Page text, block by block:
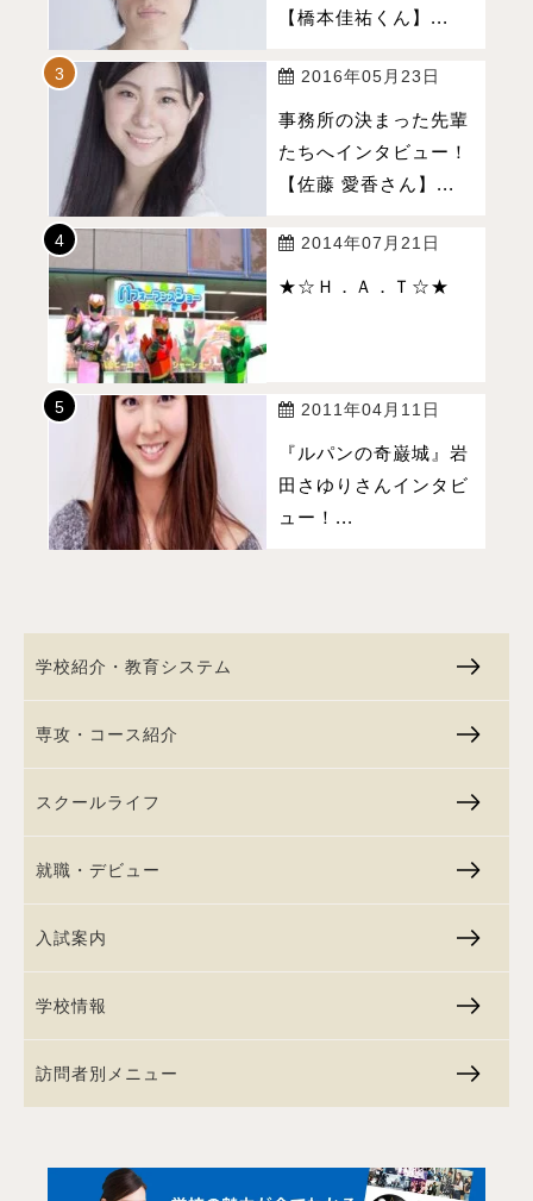
【橋本佳祐くん】...
2016年05月23日
事務所の決まった先輩
たちへインタビュー！
【佐藤 愛香さん】...
2014年07月21日
★☆Ｈ．Ａ．Ｔ☆★
2011年04月11日
『ルパンの奇巌城』岩
田さゆりさんインタビ
ュー！...
学校紹介・教育システム
専攻・コース紹介
スクールライフ
就職・デビュー
入試案内
学校情報
訪問者別メニュー